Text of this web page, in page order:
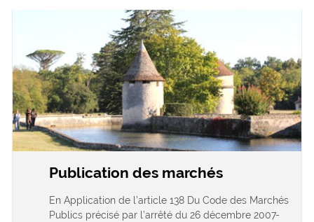
Publication des marchés
En Application de l’article 138 Du Code des Marchés
Publics précisé par l’arrêté du 26 décembre 2007-